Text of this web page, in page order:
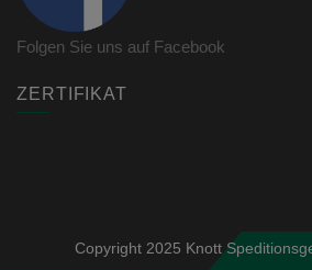
Folgen Sie uns auf Facebook
ZERTIFIKAT
Copyright 2025 Knott